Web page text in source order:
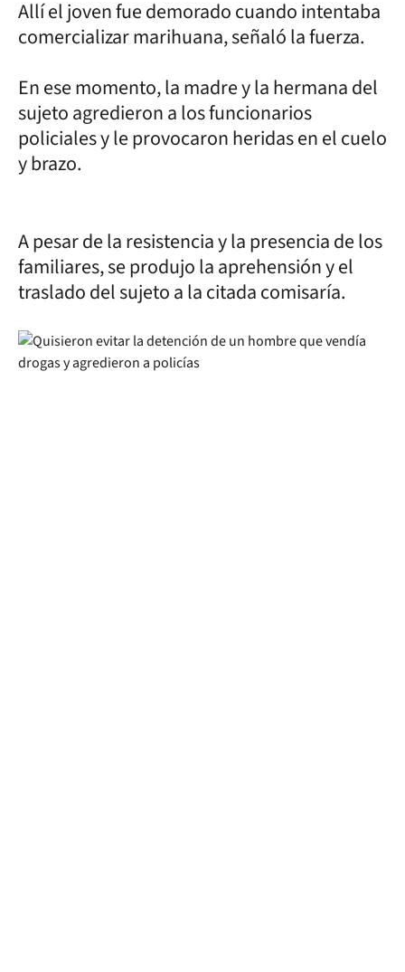
Allí el joven fue demorado cuando intentaba
comercializar marihuana, señaló la fuerza.
En ese momento, la madre y la hermana del
sujeto agredieron a los funcionarios
policiales y le provocaron heridas en el cuelo
y brazo.
A pesar de la resistencia y la presencia de los
familiares, se produjo la aprehensión y el
traslado del sujeto a la citada comisaría.